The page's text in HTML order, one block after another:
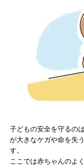
子どもの安全を守るの
が大きなケガや命を失
す。
ここでは赤ちゃんのよ